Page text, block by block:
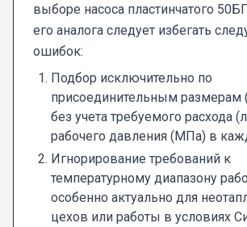
выборе насоса пластинчатого
его аналога следует избегать
ошибок:
Подбор исключительно по
присоединительным размерам
без учета требуемого расхода
рабочего давления (МПа) в
Игнорирование требований к
температурному диапазону
особенно актуально для
цехов или работы в условиях